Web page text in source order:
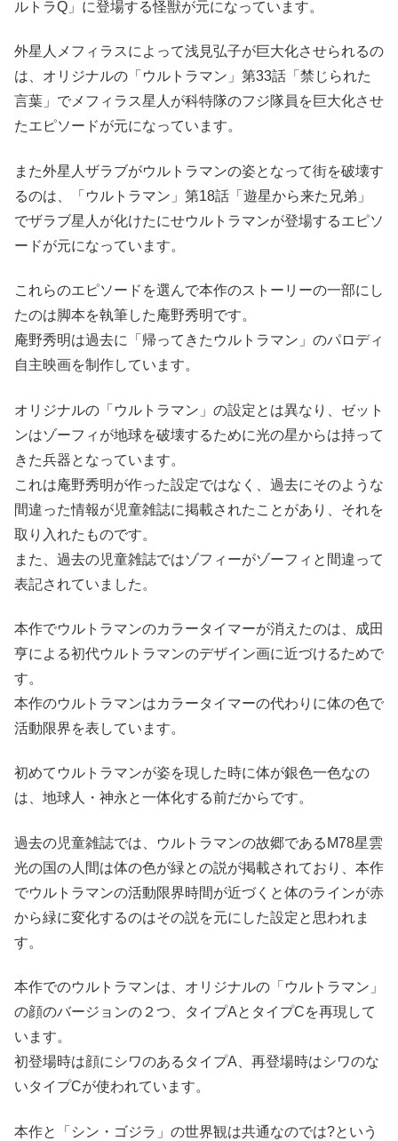
ルトラQ」に登場する怪獣が元になっています。
外星人メフィラスによって浅見弘子が巨大化させられるの
は、オリジナルの「ウルトラマン」第33話「禁じられた
言葉」でメフィラス星人が科特隊のフジ隊員を巨大化させ
たエピソードが元になっています。
また外星人ザラブがウルトラマンの姿となって街を破壊す
るのは、「ウルトラマン」第18話「遊星から来た兄弟」
でザラブ星人が化けたにせウルトラマンが登場するエピソ
ードが元になっています。
これらのエピソードを選んで本作のストーリーの一部にし
たのは脚本を執筆した庵野秀明です。
庵野秀明は過去に「帰ってきたウルトラマン」のパロディ
自主映画を制作しています。
オリジナルの「ウルトラマン」の設定とは異なり、ゼット
ンはゾーフィが地球を破壊するために光の星からは持って
きた兵器となっています。
これは庵野秀明が作った設定ではなく、過去にそのような
間違った情報が児童雑誌に掲載されたことがあり、それを
取り入れたものです。
また、過去の児童雑誌ではゾフィーがゾーフィと間違って
表記されていました。
本作でウルトラマンのカラータイマーが消えたのは、成田
亨による初代ウルトラマンのデザイン画に近づけるためで
す。
本作のウルトラマンはカラータイマーの代わりに体の色で
活動限界を表しています。
初めてウルトラマンが姿を現した時に体が銀色一色なの
は、地球人・神永と一体化する前だからです。
過去の児童雑誌では、ウルトラマンの故郷であるM78星雲
光の国の人間は体の色が緑との説が掲載されており、本作
でウルトラマンの活動限界時間が近づくと体のラインが赤
から緑に変化するのはその説を元にした設定と思われま
す。
本作でのウルトラマンは、オリジナルの「ウルトラマン」
の顔のバージョンの２つ、タイプAとタイプCを再現して
います。
初登場時は顔にシワのあるタイプA、再登場時はシワのな
いタイプCが使われています。
本作と「シン・ゴジラ」の世界観は共通なのでは?という